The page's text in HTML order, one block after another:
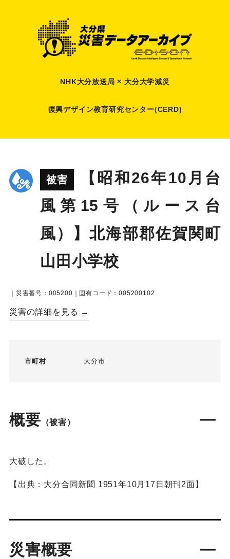
NHK大分放送局 × 大分大学減災
復興デザイン教育研究センター(CERD)
被害
【昭和26年10月台
風第15号（ルース台
風）】北海部郡佐賀関町
山田小学校
｜災害番号：005200｜固有コード：005200102
災害の詳細を見る →
市町村 大分市
概要 （被害）
大破した。
【出典：大分合同新聞 1951年10月17日朝刊2面】
災害概要